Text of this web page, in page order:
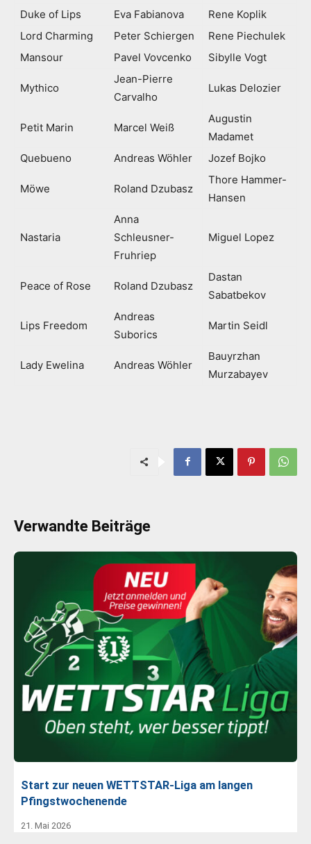
Duke of Lips
Eva Fabianova
Rene Koplik
Lord Charming
Peter Schiergen
Rene Piechulek
Mansour
Pavel Vovcenko Sibylle Vogt
Mythico
Jean-Pierre
Carvalho
Lukas Delozier
Petit Marin Marcel Weiß
Augustin
Madamet
Quebueno
Andreas Wöhler Jozef Bojko
Möwe Roland Dzubasz
Thore Hammer-
Hansen
Nastaria
Anna
Schleusner-
Fruhriep
Miguel Lopez
Peace of Rose Roland Dzubasz
Dastan
Sabatbekov
Lips Freedom
Andreas
Suborics
Martin Seidl
Lady Ewelina Andreas Wöhler
Bauyrzhan
Murzabayev
Verwandte Beiträge
Start zur neuen WETTSTAR-Liga am langen
Pfingstwochenende
21. Mai 2026